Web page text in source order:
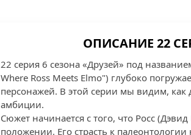
ОПИСАНИЕ 22
22 серия 6 сезона «Друзей» под
Where Ross Meets Elmo") глубоко
персонажей. В этой серии мы видим,
амбиции.
Сюжет начинается с того, что Росс
положении. Его страсть к